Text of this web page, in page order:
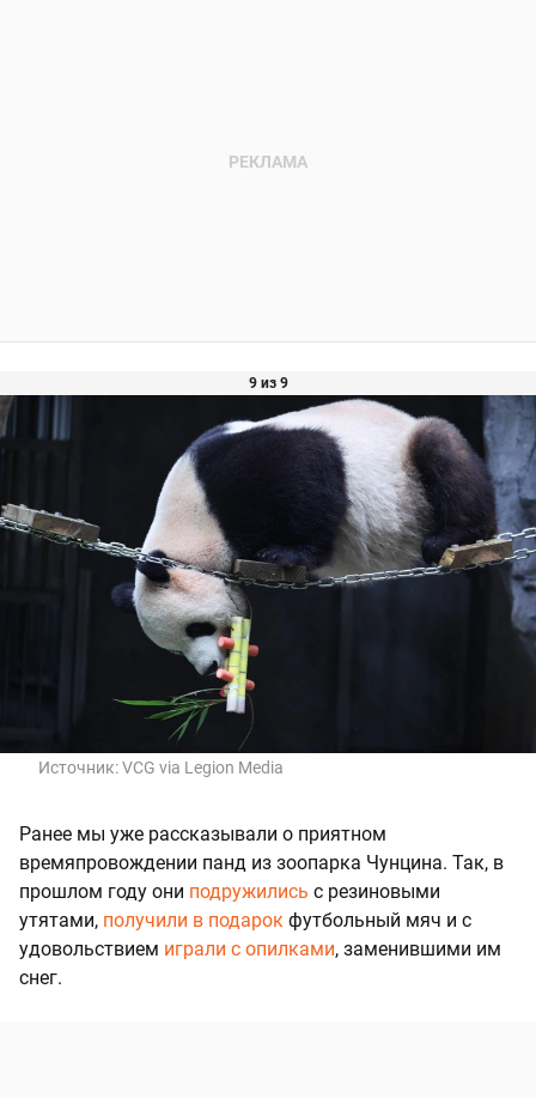
9 из 9
Источник:VCG via Legion Media
Ранее мы уже рассказывали о приятном
времяпровождении панд из зоопарка Чунцина. Так, в
прошлом году они подружились с резиновыми
утятами, получили в подарок футбольный мяч и с
удовольствием играли с опилками, заменившими им
снег.